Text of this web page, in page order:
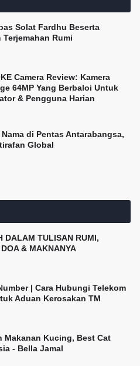
Solat Fardhu Beserta
Terjemahan Rumi
Camera Review: Kamera
64MP Yang Berbaloi Untuk
& Pengguna Harian
di Pentas Antarabangsa,
Global
DALAM TULISAN RUMI,
& MAKNANYA
| Cara Hubungi Telekom
Aduan Kerosakan TM
Makanan Kucing, Best Cat
- Bella Jamal